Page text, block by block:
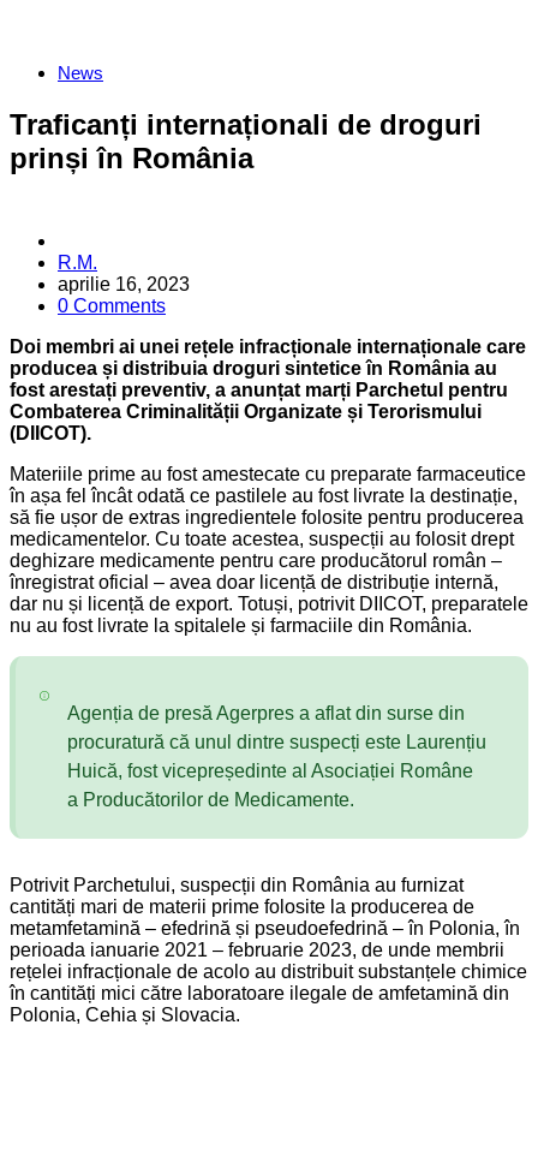
Categories
News
Traficanți internaționali de droguri
prinși în România
Posted
by
R.M.
aprilie 16, 2023
0 Comments
Doi membri ai unei rețele infracționale internaționale care
producea și distribuia droguri sintetice în România au
fost arestați preventiv, a anunțat marți Parchetul pentru
Combaterea Criminalității Organizate și Terorismului
(DIICOT).
Materiile prime au fost amestecate cu preparate farmaceutice
în așa fel încât odată ce pastilele au fost livrate la destinație,
să fie ușor de extras ingredientele folosite pentru producerea
medicamentelor. Cu toate acestea, suspecții au folosit drept
deghizare medicamente pentru care producătorul român –
înregistrat oficial – avea doar licență de distribuție internă,
dar nu și licență de export. Totuși, potrivit DIICOT, preparatele
nu au fost livrate la spitalele și farmaciile din România.
Agenția de presă Agerpres a aflat din surse din
procuratură că unul dintre suspecți este Laurențiu
Huică, fost vicepreședinte al Asociației Române
a Producătorilor de Medicamente.
Potrivit Parchetului, suspecții din România au furnizat
cantități mari de materii prime folosite la producerea de
metamfetamină – efedrină și pseudoefedrină – în Polonia, în
perioada ianuarie 2021 – februarie 2023, de unde membrii
rețelei infracționale de acolo au distribuit substanțele chimice
în cantități mici către laboratoare ilegale de amfetamină din
Polonia, Cehia și Slovacia.